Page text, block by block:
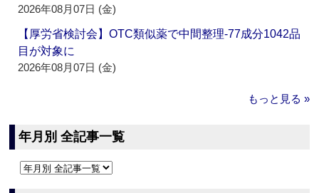
2026年08月07日 (金)
【厚労省検討会】OTC類似薬で中間整理‐77成分1042品
目が対象に
2026年08月07日 (金)
もっと見る »
年月別 全記事一覧